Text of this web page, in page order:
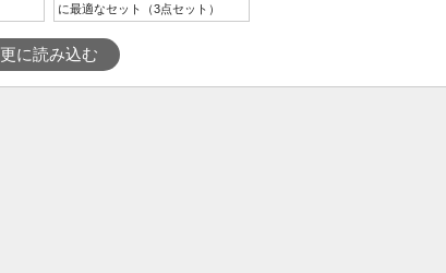
に最適なセット（3点セット）
更に読み込む